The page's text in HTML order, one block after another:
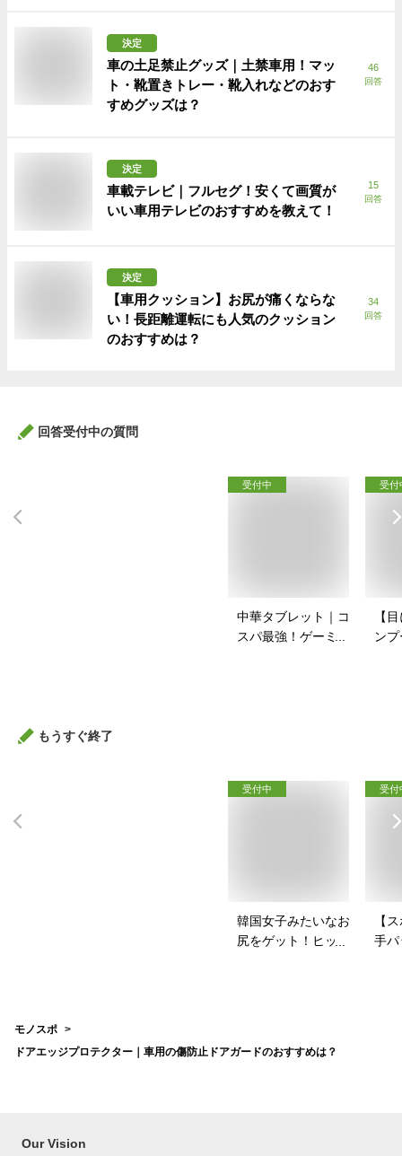
決定
車の土足禁止グッズ｜土禁車用！マッ
ト・靴置きトレー・靴入れなどのおす
すめグッズは？
46
回答
決定
車載テレビ｜フルセグ！安くて画質が
いい車用テレビのおすすめを教えて！
15
回答
決定
【車用クッション】お尻が痛くならな
い！長距離運転にも人気のクッション
のおすすめは？
34
回答
回答受付中の質問
受付中
中華タブレット｜コ
スパ最強！ゲーミン
受付
【
ン
もうすぐ終了
受付中
韓国女子みたいなお
尻をゲット！ヒップ
受付
【
手パ
モノスポ
ドアエッジプロテクター｜車用の傷防止ドアガードのおすすめは？
Our Vision